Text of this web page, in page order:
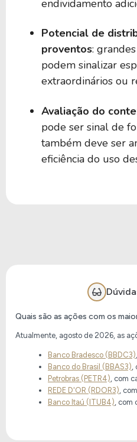
endividamento
Potencial de
proventos:
podem sinalizar
extraordinários ou
Avaliação do
pode ser sinal de
também deve ser
eficiência do uso
Quais são as ações com os
Atualmente, agosto de 2026, as
Banco Bradesco (BBDC3)
Banco do Brasil (BBAS3)
Petrobras (PETR4) , com
REDE D'OR (RDOR3) ,
Banco Itaú (ITUB4) ,